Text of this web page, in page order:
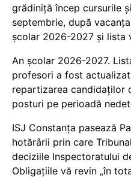
grădiniță încep cursurile
septembrie, după
școlar 2026-2027 și lista
An școlar 2026-2027.
profesori a fost
repartizarea candidaților
posturi pe perioadă
ISJ Constanța pasează
hotărârii prin care
deciziile Inspectoratului
Obligațiile vă revin „în